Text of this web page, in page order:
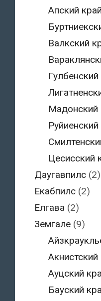
Апский край
Валкский
Мадонский
Цесисский
Даугавпилс(2)
Екабпилс(2)
Елгава (2)
Земгале(9)
Акнистский
Ауцский
Бауский